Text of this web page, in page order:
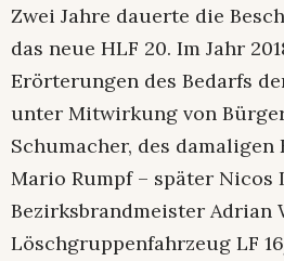
Zwei Jahre dauerte die
das neue HLF 20. Im Jahr
Erörterungen des Bedarfs
unter Mitwirkung von
Schumacher, des
Mario Rumpf – später Nicos
Bezirksbrandmeister Adrian
Löschgruppenfahrzeug LF